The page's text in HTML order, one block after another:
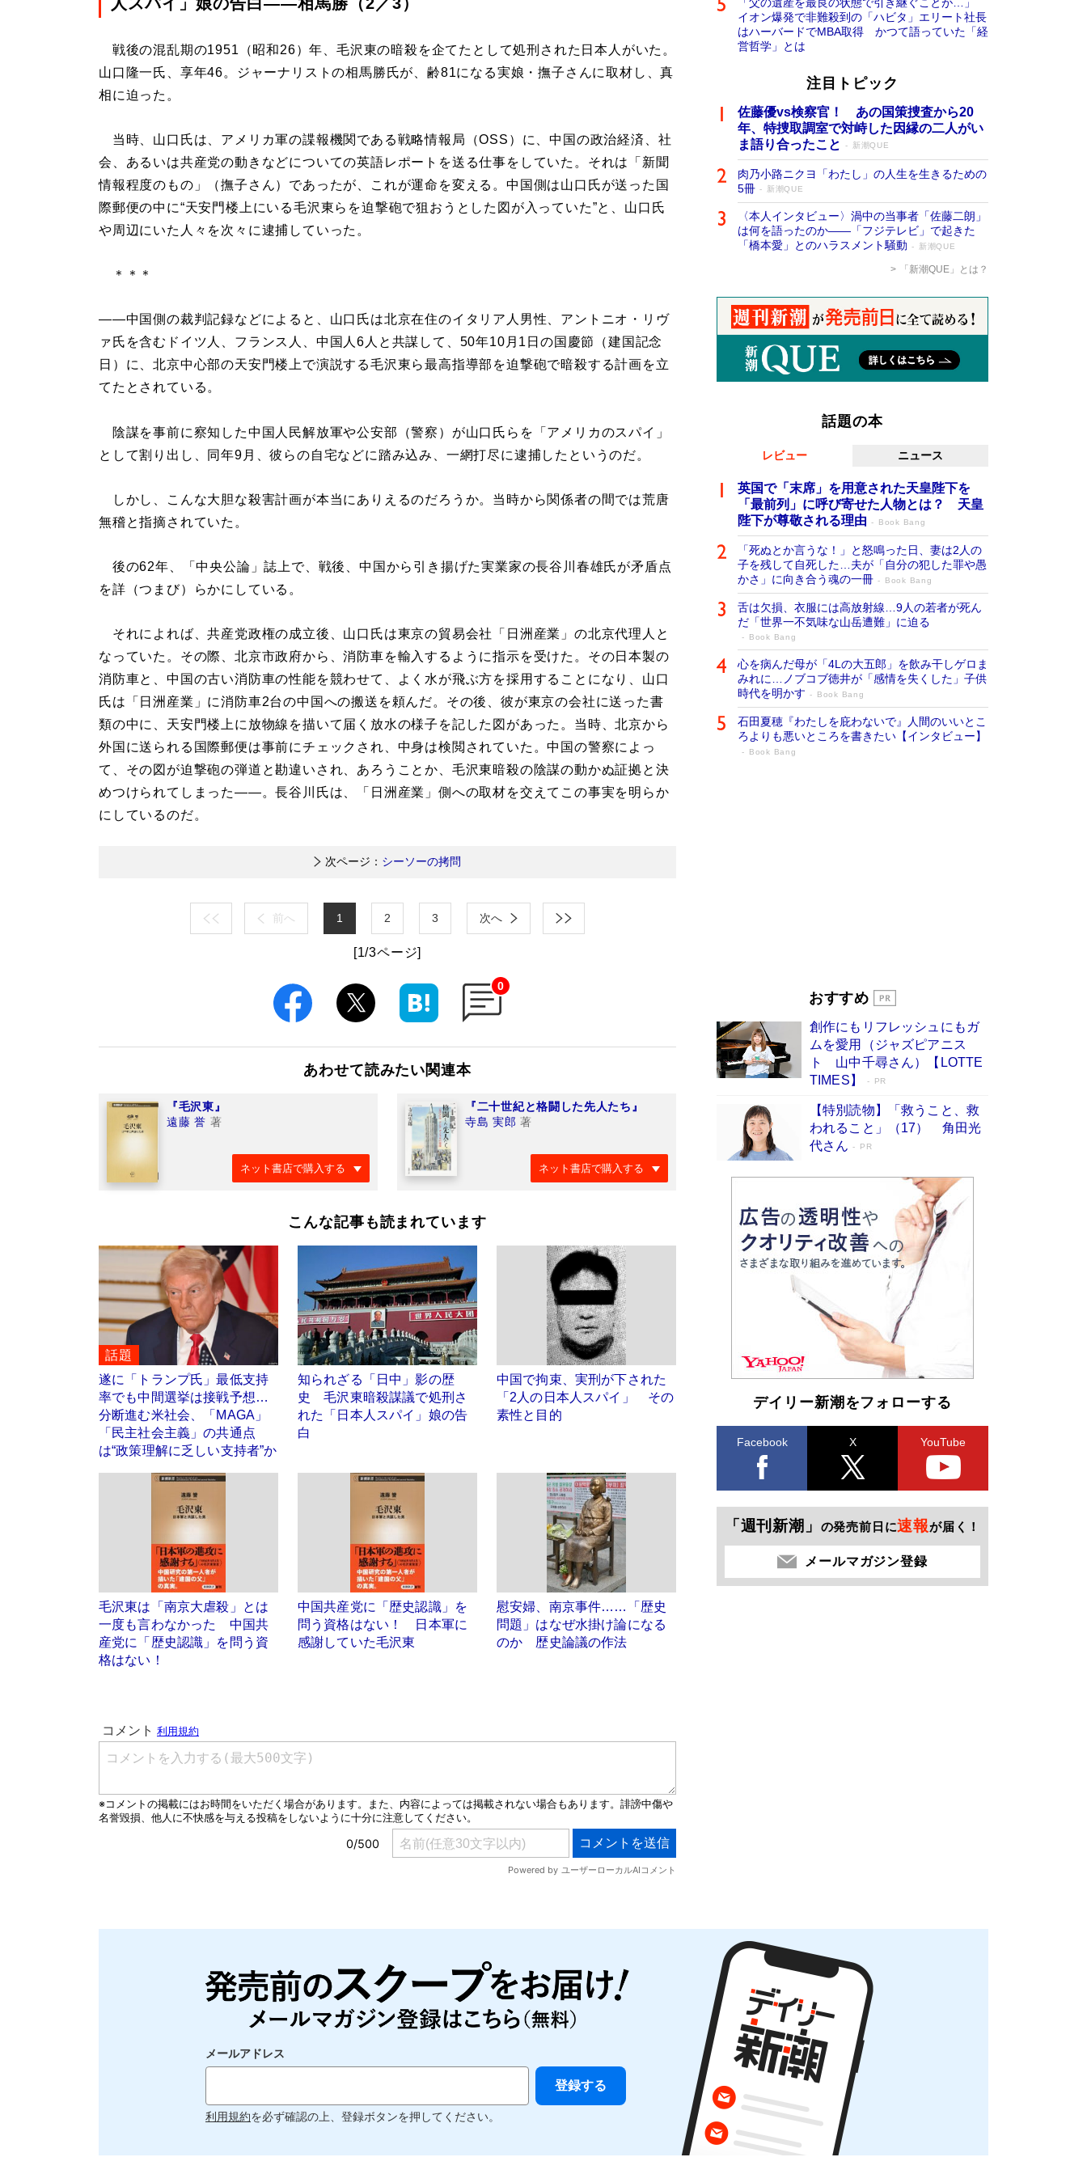
戦後の混乱期の1951（昭和26）年、毛沢東の暗殺を企てたとして処刑された日本人がいた。
山口隆一氏、享年46。ジャーナリストの相馬勝氏が、齢81になる実娘・撫子さんに取材し、真
相に迫った。
当時、山口氏は、アメリカ軍の諜報機関である戦略情報局（OSS）に、中国の政治経済、社
会、あるいは共産党の動きなどについての英語レポートを送る仕事をしていた。それは「新聞
情報程度のもの」（撫子さん）であったが、これが運命を変える。中国側は山口氏が送った国
際郵便の中に“天安門楼上にいる毛沢東らを迫撃砲で狙おうとした図が入っていた”と、山口氏
や周辺にいた人々を次々に逮捕していった。
＊＊＊
――中国側の裁判記録などによると、山口氏は北京在住のイタリア人男性、アントニオ・リヴ
ァ氏を含むドイツ人、フランス人、中国人6人と共謀して、50年10月1日の国慶節（建国記念
日）に、北京中心部の天安門楼上で演説する毛沢東ら最高指導部を迫撃砲で暗殺する計画を立
てたとされている。
陰謀を事前に察知した中国人民解放軍や公安部（警察）が山口氏らを「アメリカのスパイ」
として割り出し、同年9月、彼らの自宅などに踏み込み、一網打尽に逮捕したというのだ。
しかし、こんな大胆な殺害計画が本当にありえるのだろうか。当時から関係者の間では荒唐
無稽と指摘されていた。
後の62年、「中央公論」誌上で、戦後、中国から引き揚げた実業家の長谷川春雄氏が矛盾点
を詳（つまび）らかにしている。
それによれば、共産党政権の成立後、山口氏は東京の貿易会社「日洲産業」の北京代理人と
なっていた。その際、北京市政府から、消防車を輸入するように指示を受けた。その日本製の
消防車と、中国の古い消防車の性能を競わせて、よく水が飛ぶ方を採用することになり、山口
氏は「日洲産業」に消防車2台の中国への搬送を頼んだ。その後、彼が東京の会社に送った書
類の中に、天安門楼上に放物線を描いて届く放水の様子を記した図があった。当時、北京から
外国に送られる国際郵便は事前にチェックされ、中身は検閲されていた。中国の警察によっ
て、その図が迫撃砲の弾道と勘違いされ、あろうことか、毛沢東暗殺の陰謀の動かぬ証拠と決
めつけられてしまった――。長谷川氏は、「日洲産業」側への取材を交えてこの事実を明らか
にしているのだ。
次ページ： シーソーの拷問
前へ 1 2 3 次へ
[1/3ページ]
0
あわせて読みたい関連本
『毛沢東』
遠藤 誉 著
ネット書店で購入する
『二十世紀と格闘した先人たち』
寺島 実郎 著
ネット書店で購入する
こんな記事も読まれています
話題
遂に「トランプ氏」最低支持
率でも中間選挙は接戦予想…
分断進む米社会、「MAGA」
「民主社会主義」の共通点
は“政策理解に乏しい支持者”か
知られざる「日中」影の歴
史 毛沢東暗殺謀議で処刑さ
れた「日本人スパイ」娘の告
白
中国で拘束、実刑が下された
「2人の日本人スパイ」 その
素性と目的
毛沢東は「南京大虐殺」とは
一度も言わなかった 中国共
産党に「歴史認識」を問う資
格はない！
中国共産党に「歴史認識」を
問う資格はない！ 日本軍に
感謝していた毛沢東
慰安婦、南京事件……「歴史
問題」はなぜ水掛け論になる
のか 歴史論議の作法
イオン爆発で非難殺到の「ハビタ」エリート社長
はハーバードでMBA取得 かつて語っていた「経
営哲学」とは
注目トピック
佐藤優vs検察官！ あの国策捜査から20
年、特捜取調室で対峙した因縁の二人がい
ま語り合ったこと
新潮QUE
肉乃小路ニクヨ「わたし」の人生を生きるための
5冊
新潮QUE
〈本人インタビュー〉渦中の当事者「佐藤二朗」
は何を語ったのか――「フジテレビ」で起きた
「橋本愛」とのハラスメント騒動
新潮QUE
「新潮QUE」とは？
話題の本
レビュー ニュース
英国で「末席」を用意された天皇陛下を
「最前列」に呼び寄せた人物とは？ 天皇
陛下が尊敬される理由
Book Bang
「死ぬとか言うな！」と怒鳴った日、妻は2人の
子を残して自死した…夫が「自分の犯した罪や愚
かさ」に向き合う魂の一冊
Book Bang
舌は欠損、衣服には高放射線…9人の若者が死ん
だ「世界一不気味な山岳遭難」に迫る
Book Bang
心を病んだ母が「4Lの大五郎」を飲み干しゲロま
みれに…ノブコブ徳井が「感情を失くした」子供
時代を明かす
Book Bang
石田夏穂『わたしを庇わないで』人間のいいとこ
ろよりも悪いところを書きたい【インタビュー】
Book Bang
「『火垂るの墓』は、大嘘である」原作者が抱き
続けた“自責の念”とは…「自己憐憫は描きたくな
い」監督が徹底的にこだわったこと（後編） #
戦争の記憶
Book Bang
おすすめ
創作にもリフレッシュにもガ
ムを愛用（ジャズピアニス
ト 山中千尋さん）【LOTTE
TIMES】
PR
【特別読物】「救うこと、救
われること」（17） 角田光
代さん
PR
デイリー新潮をフォローする
Facebook X YouTube
「週刊新潮」 の発売前日に速報が届く！
メールマガジン登録
メールアドレス
利用規約を必ず確認の上、登録ボタンを押してください。